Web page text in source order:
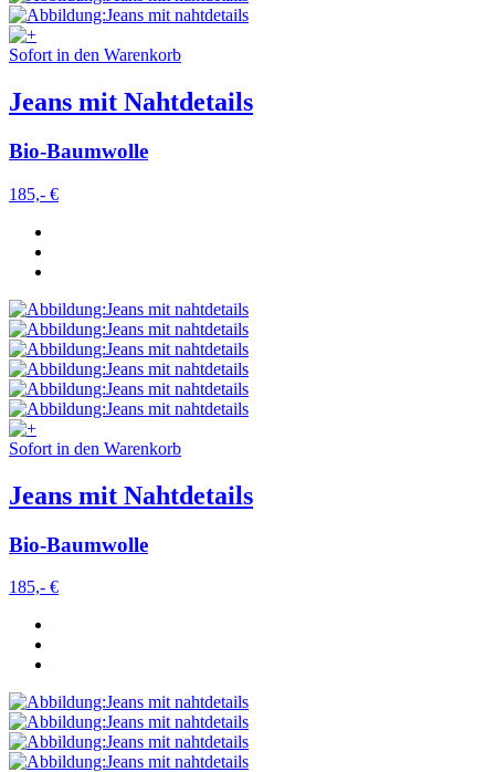
Sofort in den Warenkorb
Jeans mit Nahtdetails
Bio-Baumwolle
185,- €
Sofort in den Warenkorb
Jeans mit Nahtdetails
Bio-Baumwolle
185,- €